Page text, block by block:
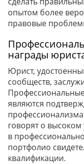
опытом более
правовые
награды
Юрист,
сообществ,
являются
говорят о
в
портфолио
квалификации.